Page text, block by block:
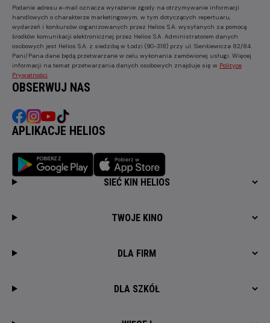
Podanie adresu e-mail oznacza wyrażenie zgody na otrzymywanie informacji
handlowych o charakterze marketingowym, w tym dotyczących repertuaru,
wydarzeń i konkursów organizowanych przez Helios S.A. wysyłanych za pomocą
środków komunikacji elektronicznej przez Helios S.A. Administratorem danych
osobowych jest Helios S.A. z siedzibą w Łodzi (90-318) przy ul. Sienkiewicza 82/84.
Pani/Pana dane będą przetwarzane w celu wykonania zamówionej usługi. Więcej
informacji na temat przetwarzania danych osobowych znajduje się w Polityce
Prywatności
OBSERWUJ NAS
APLIKACJE HELIOS
SIEĆ KIN HELIOS
TWOJE KINO
DLA FIRM
DLA SZKÓŁ